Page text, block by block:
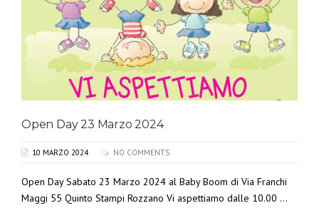
Open Day 23 Marzo 2024
10 MARZO 2024 NO COMMENTS
Open Day Sabato 23 Marzo 2024 al Baby Boom di Via Franchi
Maggi 55 Quinto Stampi Rozzano Vi aspettiamo dalle 10.00 ...